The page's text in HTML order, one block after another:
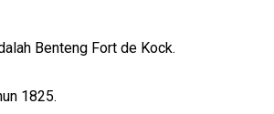
Benteng Fort de Kock.
1825.